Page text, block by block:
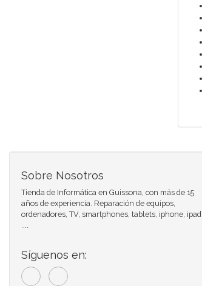
Sobre Nosotros
Tienda de Informática en Guissona, con más de 15
años de experiencia. Reparación de equipos,
ordenadores, TV, smartphones, tablets, iphone, ipad
....
Síguenos en: